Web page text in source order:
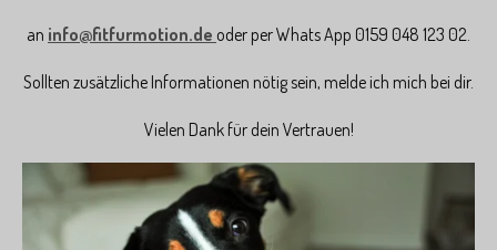
an info@fitfurmotion.de oder per Whats App 0159 048 123 02.
Sollten zusätzliche Informationen nötig sein, melde ich mich bei dir.
Vielen Dank für dein Vertrauen!